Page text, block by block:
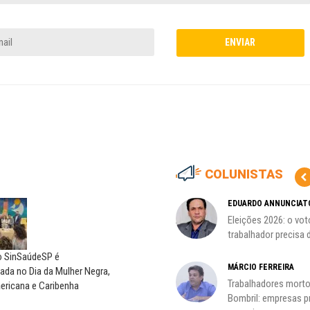
é
no Dia da Mulher Negra,
e Caribenha
COLUNISTAS
CARLOS LOPES
O resgate do nosso Estado
EDUARDO
Eleições 2026: o
trabalhador precisa
MÁRCIO FERREIRA
Trabalhadores
Bombril: empresas